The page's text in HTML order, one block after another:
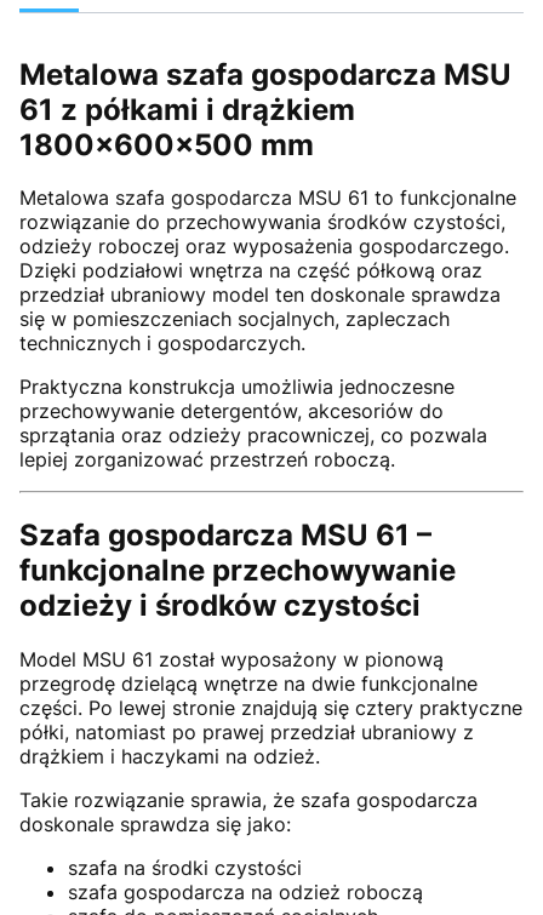
Metalowa szafa gospodarcza MSU
61 z półkami i drążkiem
1800x600x500 mm
Metalowa szafa gospodarcza MSU 61 to funkcjonalne
rozwiązanie do przechowywania środków czystości,
odzieży roboczej oraz wyposażenia gospodarczego.
Dzięki podziałowi wnętrza na część półkową oraz
przedział ubraniowy model ten doskonale sprawdza
się w pomieszczeniach socjalnych, zapleczach
technicznych i gospodarczych.
Praktyczna konstrukcja umożliwia jednoczesne
przechowywanie detergentów, akcesoriów do
sprzątania oraz odzieży pracowniczej, co pozwala
lepiej zorganizować przestrzeń roboczą.
Szafa gospodarcza MSU 61 –
funkcjonalne przechowywanie
odzieży i środków czystości
Model MSU 61 został wyposażony w pionową
przegrodę dzielącą wnętrze na dwie funkcjonalne
części. Po lewej stronie znajdują się cztery praktyczne
półki, natomiast po prawej przedział ubraniowy z
drążkiem i haczykami na odzież.
Takie rozwiązanie sprawia, że szafa gospodarcza
doskonale sprawdza się jako:
szafa na środki czystości
szafa gospodarcza na odzież roboczą